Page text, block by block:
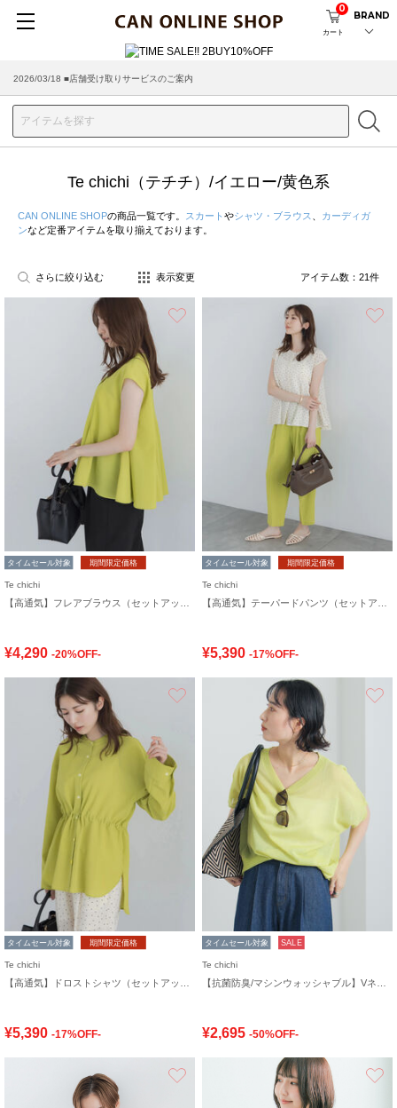
カート
0
BRAND
2026/08/04 ■8/13(木)AM2:00～サイトメンテナンス実施のお知らせ
2026/03/18 ■店舗受け取りサービスのご案内
Te chichi（テチチ）/イエロー/黄色系
CAN ONLINE SHOPの商品一覧です。 スカート やシャツ・ブラウス
カーディガ
ンなど定番アイテムを取り揃えております。
さらに絞り込む 表示変更 アイテム数： 21件
タイムセール対象 期間限定価格
Te chichi
¥4,290 -20%OFF-
タイムセール対象 期間限定価格
Te chichi
¥5,390 -17%OFF-
タイムセール対象 期間限定価格
Te chichi
¥5,390 -17%OFF-
タイムセール対象 SALE
Te chichi
¥2,695 -50%OFF-